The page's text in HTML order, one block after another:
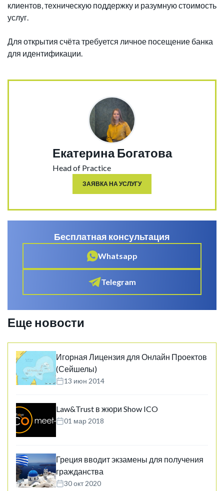
клиентов, техническую поддержку и разумную стоимость
услуг.
Для открытия счёта требуется личное посещение банка
для идентификации.
Екатерина Богатова
Head of Practice
ЗАЯВКА НА УСЛУГУ
Бесплатная консультация
Whatsapp
Telegram
Еще новости
Игорная Лицензия для Онлайн Проектов
(Сейшелы)
13 июн 2014
Law&Trust в жюри Show ICO
01 мар 2018
Греция вводит экзамены для получения
гражданства
30 окт 2020